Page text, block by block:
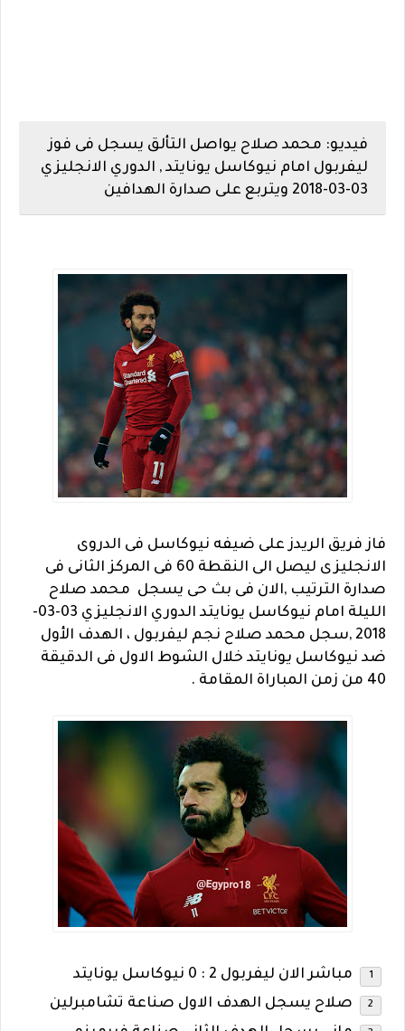
فيديو: محمد صلاح يواصل التألق يسجل فى فوز
ليفربول امام نيوكاسل يونايتد , الدوري الانجليزي
03-03-2018 ويتربع على صدارة الهدافين
فاز فريق الريدز على ضيفه نيوكاسل فى الدروى
الانجليزى ليصل الى النقطة 60 فى المركز الثانى فى
صدارة الترتيب ,الان فى بث حى يسجل محمد صلاح
الليلة امام نيوكاسل يونايتد الدوري الانجليزي 03-03-
2018 , سجل محمد صلاح نجم ليفربول ، الهدف الأول
ضد نيوكاسل يونايتد خلال الشوط الاول فى الدقيقة
40 من زمن المباراة المقامة .
مباشر الان ليفربول 2 : 0 نيوكاسل يونايتد
صلاح يسجل الهدف الاول صناعة تشامبرلين